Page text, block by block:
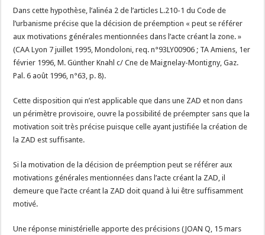
Dans cette hypothèse, l’alinéa 2 de l’articles L.210-1 du Code de
l’urbanisme précise que la décision de préemption « peut se référer
aux motivations générales mentionnées dans l’acte créant la zone. »
(CAA Lyon 7 juillet 1995, Mondoloni, req. n°93LY00906 ; TA Amiens, 1er
février 1996, M. Günther Knahl c/ Cne de Maignelay-Montigny, Gaz.
Pal. 6 août 1996, n°63, p. 8).
Cette disposition qui n’est applicable que dans une ZAD et non dans
un périmètre provisoire, ouvre la possibilité de préempter sans que la
motivation soit très précise puisque celle ayant justifiée la création de
la ZAD est suffisante.
Si la motivation de la décision de préemption peut se référer aux
motivations générales mentionnées dans l’acte créant la ZAD, il
demeure que l’acte créant la ZAD doit quand à lui être suffisamment
motivé.
Une réponse ministérielle apporte des précisions (JOAN Q, 15 mars